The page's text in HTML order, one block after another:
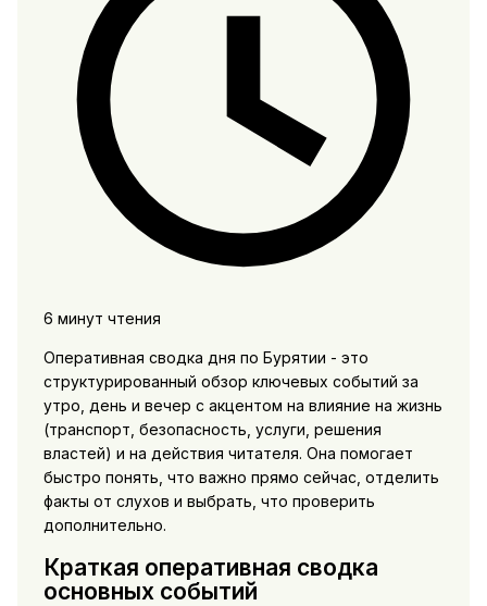
6 минут чтения
Оперативная сводка дня по Бурятии - это
структурированный обзор ключевых событий за
утро, день и вечер с акцентом на влияние на жизнь
(транспорт, безопасность, услуги, решения
властей) и на действия читателя. Она помогает
быстро понять, что важно прямо сейчас, отделить
факты от слухов и выбрать, что проверить
дополнительно.
Краткая оперативная сводка
основных событий